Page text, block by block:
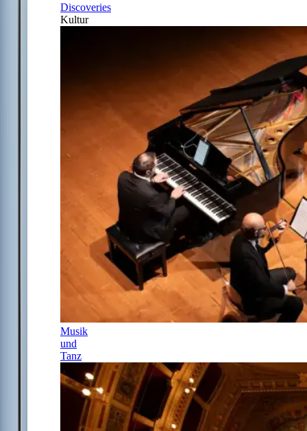
Discoveries
Kultur
Musik
und
Tanz